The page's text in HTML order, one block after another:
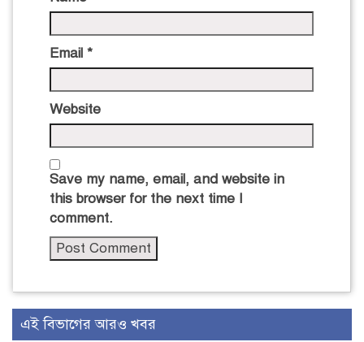
Email *
Website
Save my name, email, and website in
this browser for the next time I
comment.
এই বিভাগের আরও খবর